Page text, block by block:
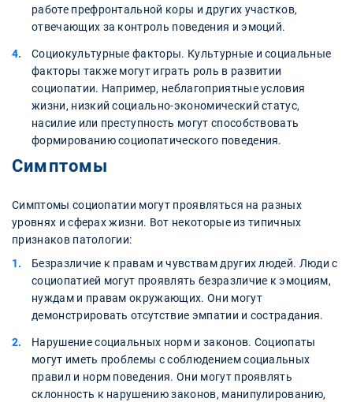
работе префронтальной коры и других участков,
отвечающих за контроль поведения и эмоций.
Социокультурные факторы. Культурные и социальные
факторы также могут играть роль в развитии
социопатии. Например, неблагоприятные условия
жизни, низкий социально-экономический статус,
насилие или преступность могут способствовать
формированию социопатического поведения.
Симптомы
Симптомы социопатии могут проявляться на разных
уровнях и сферах жизни. Вот некоторые из типичных
признаков патологии:
Безразличие к правам и чувствам других людей. Люди с
социопатией могут проявлять безразличие к эмоциям,
нуждам и правам окружающих. Они могут
демонстрировать отсутствие эмпатии и сострадания.
Нарушение социальных норм и законов. Социопаты
могут иметь проблемы с соблюдением социальных
правил и норм поведения. Они могут проявлять
склонность к нарушению законов, манипулированию,